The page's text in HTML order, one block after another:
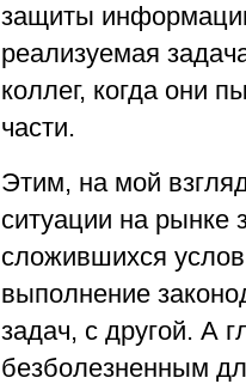
защиты
реализуемая
коллег, когда они
части.
Этим, на мой
ситуации на
сложившихся
выполнение
задач, с другой. А
безболезненным